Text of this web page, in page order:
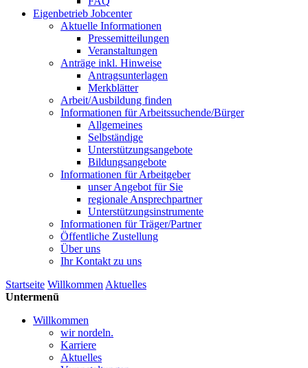
Eigenbetrieb Jobcenter
Aktuelle Informationen
Pressemitteilungen
Veranstaltungen
Anträge inkl. Hinweise
Antragsunterlagen
Merkblätter
Arbeit/Ausbildung finden
Informationen für Arbeitssuchende/Bürger
Allgemeines
Selbständige
Unterstützungs­angebote
Bildungsangebote
Informationen für Arbeitgeber
unser Angebot für Sie
regionale Ansprechpartner
Unterstützungs­instrumente
Informationen für Träger/Partner
Öffentliche Zustellung
Über uns
Ihr Kontakt zu uns
Startseite Willkommen Aktuelles
Untermenü
Willkommen
wir nordeln.
Karriere
Aktuelles